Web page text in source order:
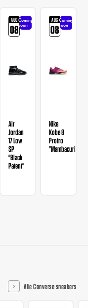
AUG
08
Coming
soon
Air
Jordan
17 Low
SP
"Black
Patent"
AUG
08
Coming
soon
Nike
Kobe 8
Protro
"Mambacurial"
Alle Converse sneakers